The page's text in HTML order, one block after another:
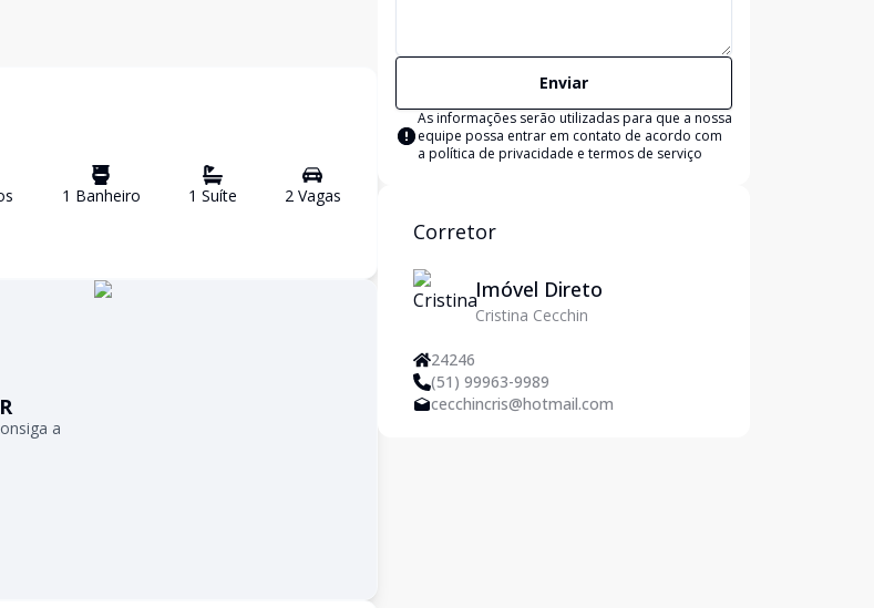
s 1 Banheiro 1 Suíte 2Vagas
a
Enviar
As informações serão utilizadas para que a nossa
equipe possa entrar em contato de acordo com
a política de privacidade e termos de serviço
Corretor
Imóvel Direto
Cristina Cecchin
24246
(51) 99963-9989
cecchincris@hotmail.com